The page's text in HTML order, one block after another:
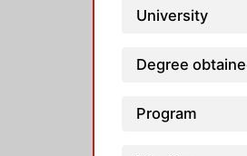
University
Degree
Program